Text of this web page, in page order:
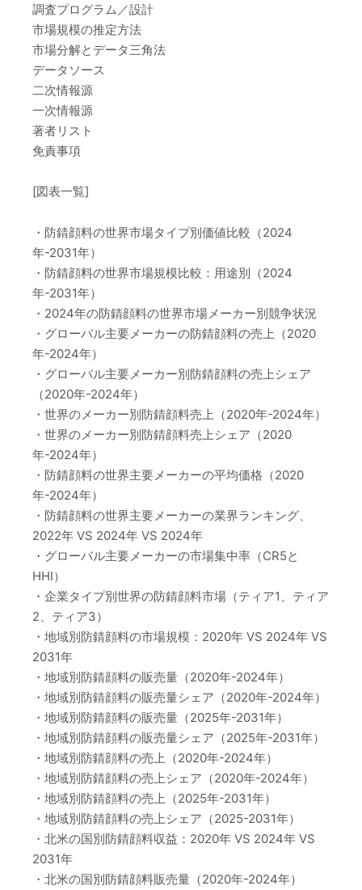
調査プログラム／設計
市場規模の推定方法
市場分解とデータ三角法
データソース
二次情報源
一次情報源
著者リスト
免責事項
[図表一覧]
・防錆顔料の世界市場タイプ別価値比較（2024
年-2031年）
・防錆顔料の世界市場規模比較：用途別（2024
年-2031年）
・2024年の防錆顔料の世界市場メーカー別競争状況
・グローバル主要メーカーの防錆顔料の売上（2020
年-2024年）
・グローバル主要メーカー別防錆顔料の売上シェア
（2020年-2024年）
・世界のメーカー別防錆顔料売上（2020年-2024年）
・世界のメーカー別防錆顔料売上シェア（2020
年-2024年）
・防錆顔料の世界主要メーカーの平均価格（2020
年-2024年）
・防錆顔料の世界主要メーカーの業界ランキング、
2022年 VS 2024年 VS 2024年
・グローバル主要メーカーの市場集中率（CR5と
HHI）
・企業タイプ別世界の防錆顔料市場（ティア1、ティア
2、ティア3）
・地域別防錆顔料の市場規模：2020年 VS 2024年 VS
2031年
・地域別防錆顔料の販売量（2020年-2024年）
・地域別防錆顔料の販売量シェア（2020年-2024年）
・地域別防錆顔料の販売量（2025年-2031年）
・地域別防錆顔料の販売量シェア（2025年-2031年）
・地域別防錆顔料の売上（2020年-2024年）
・地域別防錆顔料の売上シェア（2020年-2024年）
・地域別防錆顔料の売上（2025年-2031年）
・地域別防錆顔料の売上シェア（2025-2031年）
・北米の国別防錆顔料収益：2020年 VS 2024年 VS
2031年
・北米の国別防錆顔料販売量（2020年-2024年）